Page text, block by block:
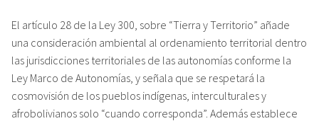
El artículo 28 de la Ley 300, sobre “Tierra y Territorio” añade
una consideración ambiental al ordenamiento territorial dentro
las jurisdicciones territoriales de las autonomías conforme la
Ley Marco de Autonomías, y señala que se respetará la
cosmovisión de los pueblos indígenas, interculturales y
afrobolivianos solo “cuando corresponda”. Además establece